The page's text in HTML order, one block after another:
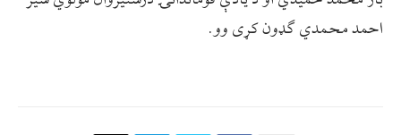
احمد محمدي ګډون کړی وو.